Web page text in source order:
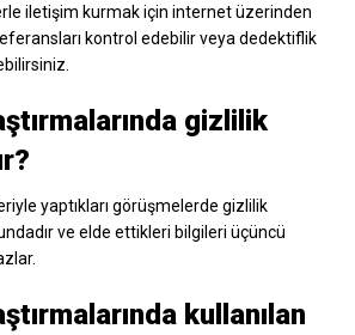
iletişim kurmak için internet üzerinden
kontrol edebilir veya dedektiflik
gizlilik
yaptıkları görüşmelerde gizlilik
ve elde ettikleri bilgileri üçüncü
kullanılan